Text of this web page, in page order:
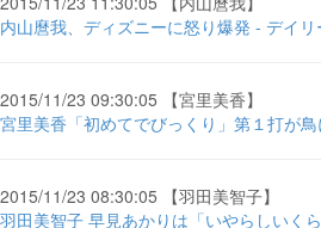
内山麿我、ディズニーに怒り爆発 - デイ
2015/11/23 09:30:05 【宮里美香】
宮里美香「初めてでびっくり」第１打が
2015/11/23 08:30:05 【羽田美智子】
羽田美智子 早見あかりは「いやらしいく